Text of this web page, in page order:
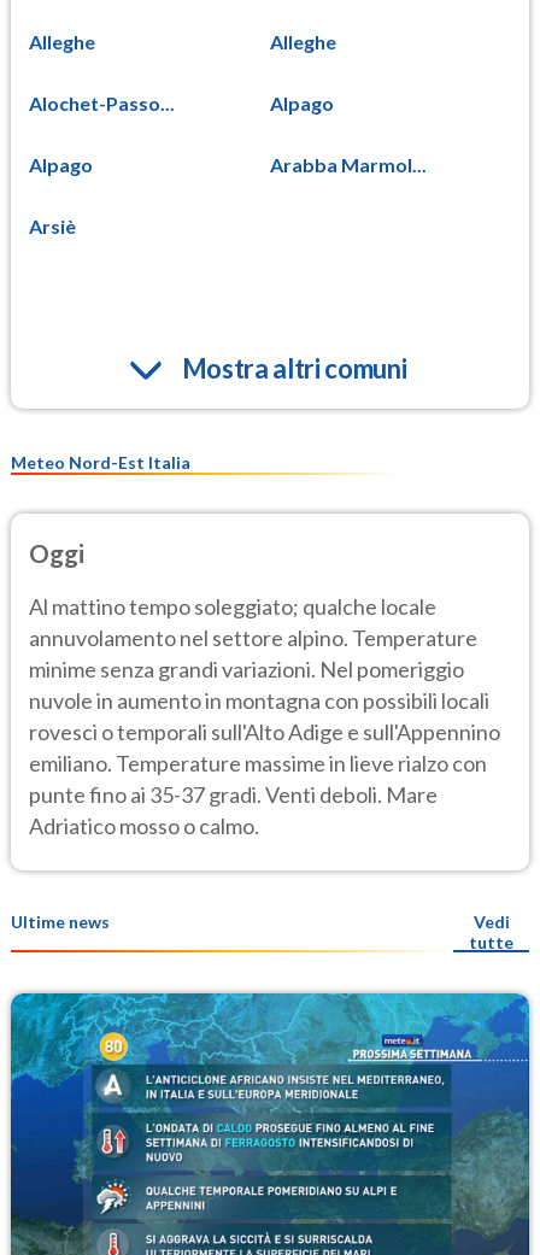
Alleghe Alleghe
Alochet-Passo... Alpago
Alpago Arabba Marmol...
Arsiè
Mostra altri comuni
Meteo Nord-Est Italia
Oggi
Al mattino tempo soleggiato; qualche locale
annuvolamento nel settore alpino. Temperature
minime senza grandi variazioni. Nel pomeriggio
nuvole in aumento in montagna con possibili locali
rovesci o temporali sull'Alto Adige e sull'Appennino
emiliano. Temperature massime in lieve rialzo con
punte fino ai 35-37 gradi. Venti deboli. Mare
Adriatico mosso o calmo.
Ultime news
Vedi
tutte